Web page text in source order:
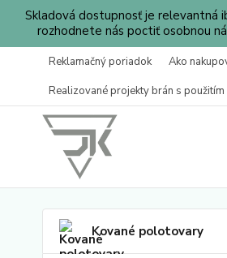
Skladová dostupnosť je relevantná
rozhodnete nás poctiť osobnou
Reklamačný poriadok Ako
Realizované projekty brán s
Kované polotovary